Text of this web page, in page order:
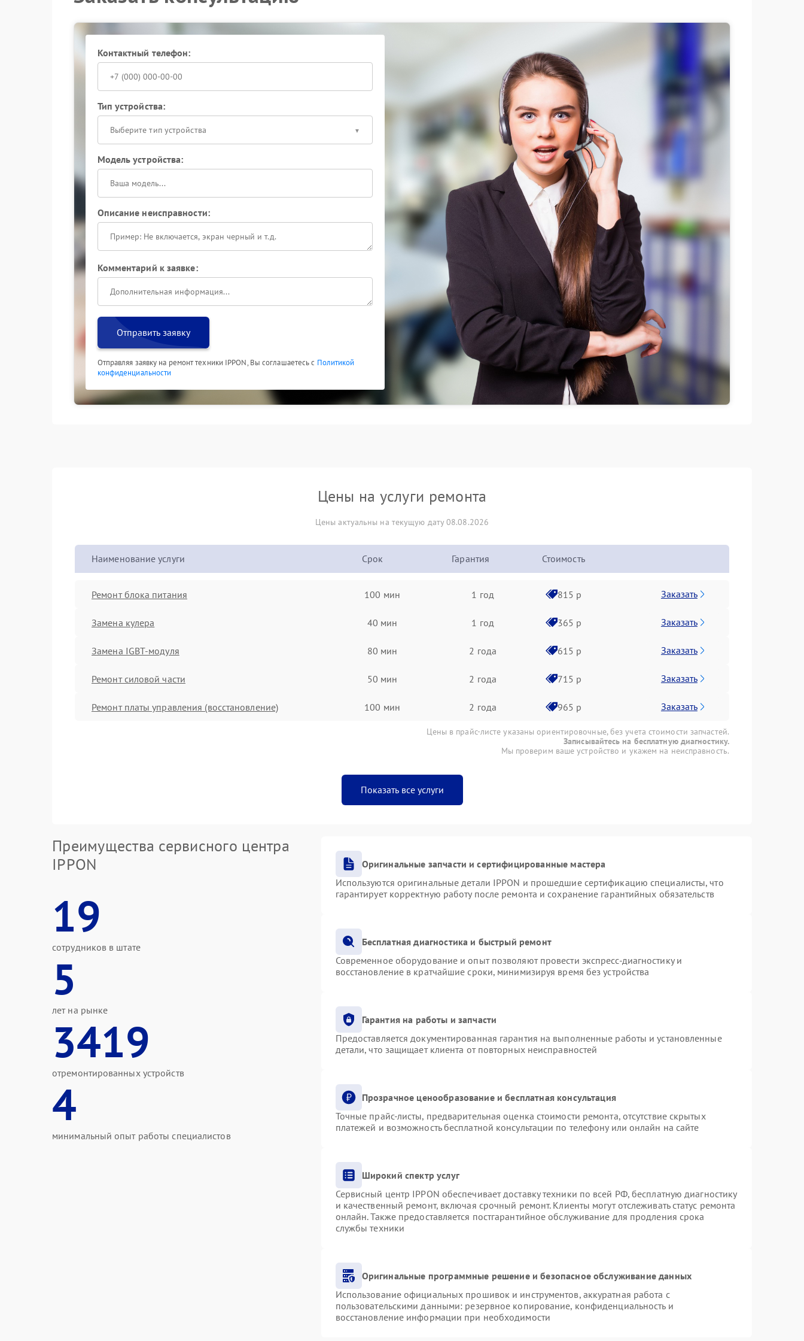
Когда самостоятельные действия не дают результата, доверьте ремонт Ippon специалистам. В
сервисном центре Ippon проведут комплексную диагностику, выявят точную причину сбоя и
надежность дальнейшей эксплуатации устройства.
Сохраните стабильность энергоснабжения — доверьте устранение неполадок профессионалам,
чтобы избежать риска повреждения подключенного оборудования.
Контактный телефон:
Тип устройства:
Выберите тип устройства
Модель устройства:
Описание неисправности:
Комментарий к заявке:
Отправить заявку
Отправляя заявку на ремонт техники IPPON, Вы соглашаетесь с Политикой
конфиденциальности
Цены на услуги ремонта
Цены актуальны на текущую дату 08.08.2026
Наименование услуги Срок Гарантия Стоимость
Ремонт блока питания 100 мин 1 год 815 р Заказать
Замена кулера 40 мин 1 год 365 р Заказать
Замена IGBT-модуля 80 мин 2 года 615 р Заказать
Ремонт силовой части 50 мин 2 года 715 р Заказать
Ремонт платы управления (восстановление) 100 мин 2 года 965 р Заказать
Цены в прайс-листе указаны ориентировочные, без учета стоимости запчастей.
Записывайтесь на бесплатную диагностику.
Мы проверим ваше устройство и укажем на неисправность.
Показать все услуги
Преимущества сервисного центра
IPPON
19
сотрудников в штате
5
лет на рынке
3419
отремонтированных устройств
4
минимальный опыт работы специалистов
Оригинальные запчасти и сертифицированные мастера
Используются оригинальные детали IPPON и прошедшие сертификацию специалисты, что
гарантирует корректную работу после ремонта и сохранение гарантийных обязательств
Бесплатная диагностика и быстрый ремонт
Современное оборудование и опыт позволяют провести экспресс-диагностику и
восстановление в кратчайшие сроки, минимизируя время без устройства
Гарантия на работы и запчасти
Предоставляется документированная гарантия на выполненные работы и установленные
детали, что защищает клиента от повторных неисправностей
Прозрачное ценообразование и бесплатная консультация
Точные прайс-листы, предварительная оценка стоимости ремонта, отсутствие скрытых
платежей и возможность бесплатной консультации по телефону или онлайн на сайте
Широкий спектр услуг
Сервисный центр IPPON обеспечивает доставку техники по всей РФ, бесплатную диагностику
и качественный ремонт, включая срочный ремонт. Клиенты могут отслеживать статус ремонта
онлайн. Также предоставляется постгарантийное обслуживание для продления срока
службы техники
Оригинальные программные решение и безопасное обслуживание данных
Использование официальных прошивок и инструментов, аккуратная работа с
пользовательскими данными: резервное копирование, конфиденциальность и
восстановление информации при необходимости